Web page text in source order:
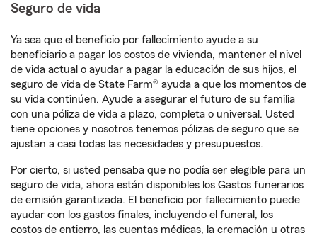
Seguro de vida
Ya sea que el beneficio por fallecimiento ayude a su
beneficiario a pagar los costos de vivienda, mantener el nivel
de vida actual o ayudar a pagar la educación de sus hijos, el
seguro de vida de State Farm® ayuda a que los momentos de
su vida continúen. Ayude a asegurar el futuro de su familia
con una póliza de vida a plazo, completa o universal. Usted
tiene opciones y nosotros tenemos pólizas de seguro que se
ajustan a casi todas las necesidades y presupuestos.
Por cierto, si usted pensaba que no podía ser elegible para un
seguro de vida, ahora están disponibles los Gastos funerarios
de emisión garantizada. El beneficio por fallecimiento puede
ayudar con los gastos finales, incluyendo el funeral, los
costos de entierro, las cuentas médicas, la cremación u otras